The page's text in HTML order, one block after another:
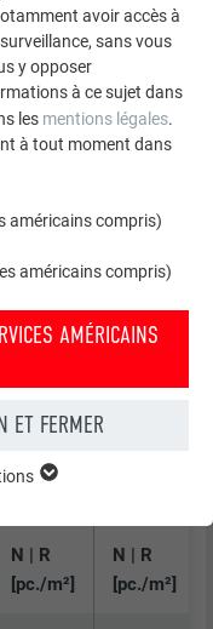
PATTES FIXES
M²]
15-30 [m]
N | R
[pc./m²]
N | R
[pc./m²]
avoir accès à
sans vous
y opposer
à ce sujet dans
les mentions légales.
à tout moment dans
américains compris)
américains compris)
AMÉRICAINS
ET FERMER